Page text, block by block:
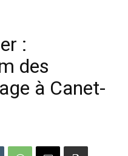
:
des
à Canet-